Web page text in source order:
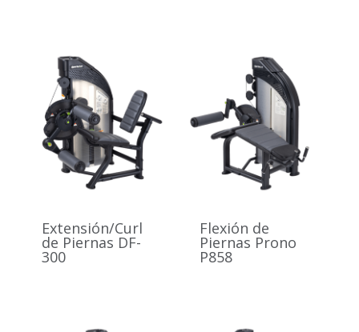
Extensión/Curl
de Piernas DF-
300
Flexión de
Piernas Prono
P858